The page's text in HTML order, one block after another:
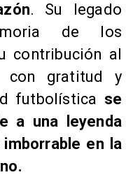
. Su legado
de los
contribución al
con gratitud y
futbolística se
a una leyenda
en la